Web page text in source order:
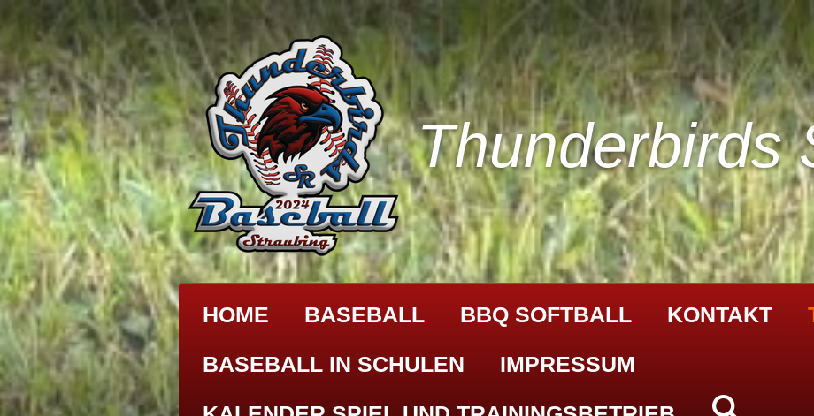
Zum
Hauptinhalt
springen
Thunderbirds
HOME BASEBALL BBQ SOFTBALL KONTAKT
BASEBALL IN SCHULEN
IMPRESSUM